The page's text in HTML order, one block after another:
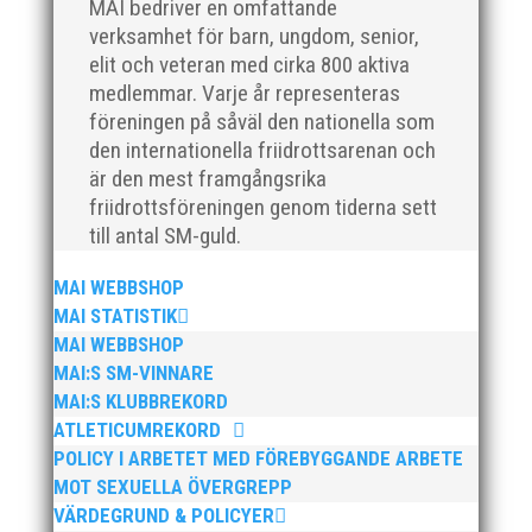
MAI bedriver en omfattande
verksamhet för barn, ungdom, senior,
elit och veteran med cirka 800 aktiva
medlemmar. Varje år representeras
föreningen på såväl den nationella som
den internationella friidrottsarenan och
är den mest framgångsrika
friidrottsföreningen genom tiderna sett
till antal SM-guld.
MAI WEBBSHOP
MAI STATISTIK
MAI WEBBSHOP
MAI:S SM-VINNARE
MAI:S KLUBBREKORD
ATLETICUMREKORD
POLICY I ARBETET MED FÖREBYGGANDE ARBETE
MOT SEXUELLA ÖVERGREPP
VÄRDEGRUND & POLICYER
I helgen anordnades Malmö Indoor Challenge i
Atleticum, en av MAI:s egna inomhusarrangemang
och med ungdom, senior och veterantävling i
friidrott. De allra yngsta var med på ”Prova-På-
Tävling". Det blev en härlig tävlingshelg med många
fina resultat med över 1650...
Efter en noggrann och lång rekryteringsprocess är vi
glada att kunna välkomna vår nya klubbdirektör,
Peter Karlsson, till vårt team. Med hans tidigare